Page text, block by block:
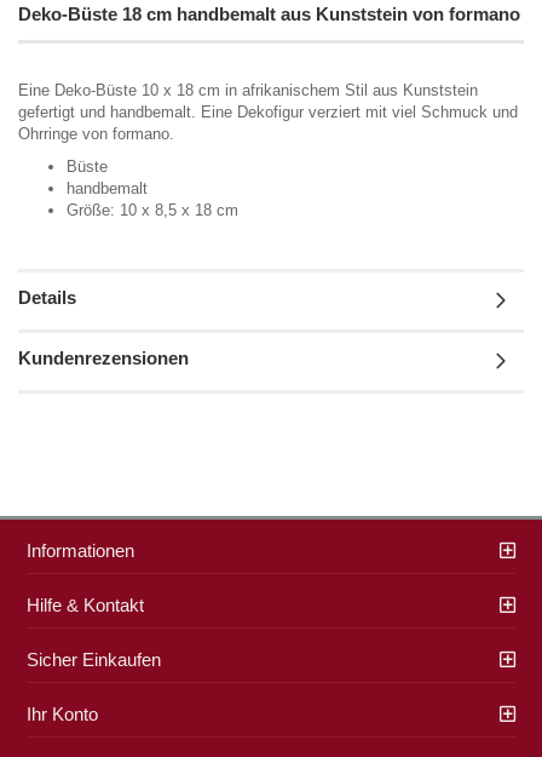
Deko-Büste 18 cm handbemalt aus Kunststein von formano
Eine Deko-Büste 10 x 18 cm in afrikanischem Stil aus Kunststein
gefertigt und handbemalt. Eine Dekofigur verziert mit viel Schmuck und
Ohrringe von formano.
Büste
handbemalt
Größe: 10 x 8,5 x 18 cm
Details
Kundenrezensionen
Informationen
Hilfe & Kontakt
Sicher Einkaufen
Ihr Konto